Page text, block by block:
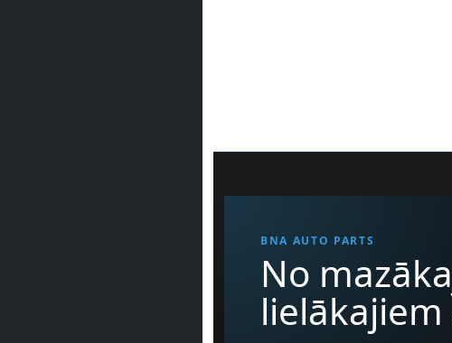
BNA AUTO PARTS
No